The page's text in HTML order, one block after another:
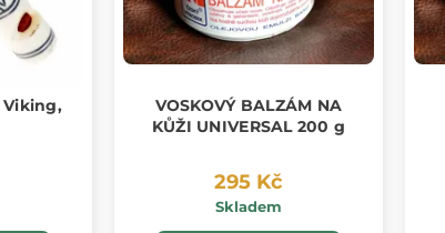
Viking,
VOSKOVÝ BALZÁM NA
KŮŽI UNIVERSAL 200 g
295 Kč
Skladem